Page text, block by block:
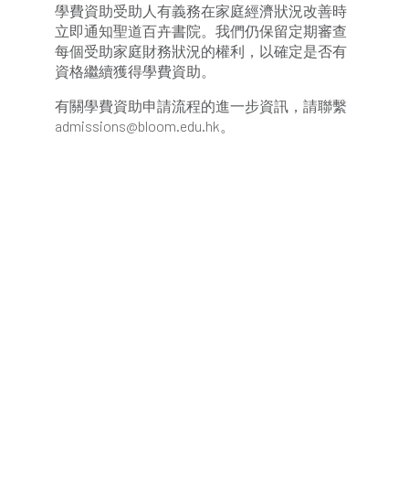
學費資助受助人有義務在家庭經濟狀況改善時
立即通知聖道百卉書院。我們仍保留定期審查
每個受助家庭財務狀況的權利，以確定是否有
資格繼續獲得學費資助。
有關學費資助申請流程的進一步資訊，請聯繫
admissions@bloom.edu.hk。